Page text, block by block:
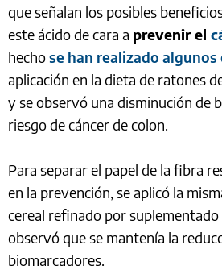
que señalan los posibles
este ácido de cara a prevenir el
hechose han realizado
aplicación en la dieta de ratones
y se observó una disminución de
riesgo de cáncer de colon.
Para separar el papel de la fibra
en la prevención, se aplicó la
cereal refinado por
observó que se mantenía la
biomarcadores.